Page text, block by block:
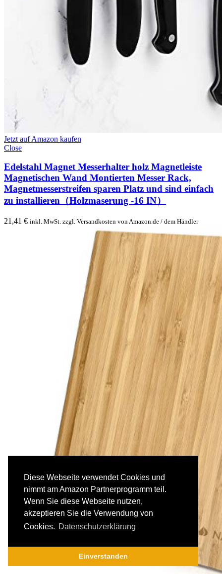
Diese Webseite verwendet Cookies und
nimmt am Amazon Partnerprogramm teil.
Wenn Sie diese Webseite nutzen,
akzeptieren Sie die Verwendung von
Cookies. Datenschutzerklärung
Einverstanden
Jetzt auf Amazon kaufen
Close
Edelstahl Magnet Messerhalter holz Magnetleiste
Magnetischen Wand Montierten Messer Rack,
Magnetmesserstreifen sparen Platz und sind einfach
zu installieren（Holzmaserung -16 IN）
21,41 € inkl. MwSt. zzgl. Versandkosten von Amazon.de / dem Händler